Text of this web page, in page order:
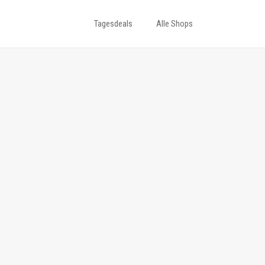
Tagesdeals Alle Shops